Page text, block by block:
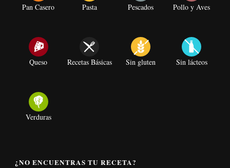
Pan Casero Pasta Pescados Pollo y Aves
Queso Recetas Básicas Sin gluten Sin lácteos
Verduras
¿NO ENCUENTRAS TU RECETA?